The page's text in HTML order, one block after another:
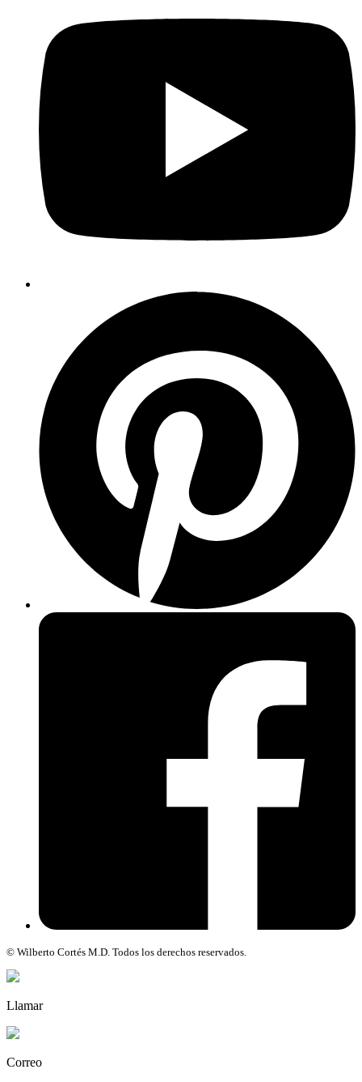
© Wilberto Cortés M.D. Todos los derechos reservados.
Llamar
Correo